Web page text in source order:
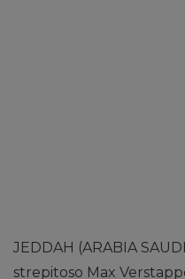
JEDDAH (ARABIA
strepitoso Max